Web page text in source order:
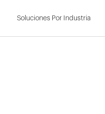
Soluciones Por Industria